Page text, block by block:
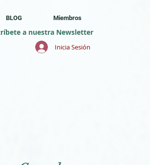
BLOG Miembros
a nuestra Newsletter
Inicia Sesión